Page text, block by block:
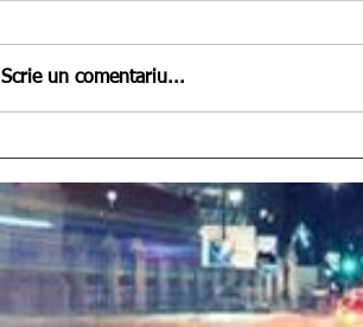
Scrie un comentariu...